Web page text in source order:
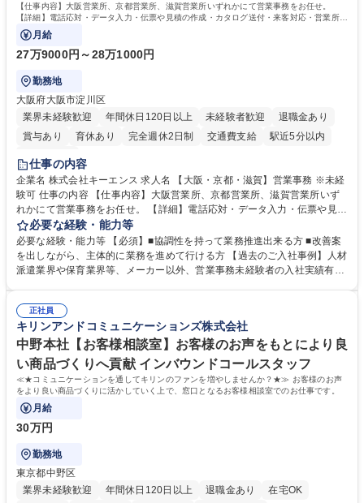
【仕事内容】大阪営業所、京都営業所、滋賀営業所いずれかにて営業事務をお任せ。
【詳細】電話応対・データ入力・伝票や見積の作成・カタログ送付・来客対応・営業所内
で発生する事務業務や業務改善をお任せ。
月給
27万9000円～28万1000円
勤務地
大阪府大阪市淀川区
業界未経験歓迎
年間休日120日以上 未経験者歓迎
退職金あり
賞与あり
育休あり 完全週休2日制 交通費支給
駅近5分以内
土日祝休み
仕事の内容
企業名 株式会社キーエンス 求人名 【大阪・京都・滋賀】営業事務 ※未経
験可 仕事の内容 【仕事内容】大阪営業所、京都営業所、滋賀営業所いず
れかにて営業事務をお任せ。 【詳細】電話応対・データ入力・伝票や見積
の作成・カタログ送付・来客対応・営業所内で発生する事務業務や業務改
善をお任せ。 【教育制度】ご入社後、育成担当とペアになりながらOJTに
て業務を覚えていただくことが可能です。業務システムがきちんと構築さ
れているため、スムーズに仕事に慣れることができる環境です。また、
募集職種 【大阪・京都・滋賀】営業事務 ※未経験可
必要な経験・能力等
必要な経験・能力等 【必須】■協調性を持って業務推進出来る方 ■改善案
を出しながら、主体的に業務を進めて行ける方 【過去のご入社事例】人材
派遣業界や保育業界等、メーカー以外、営業事務未経験者の入社実績有
えて、お客様や社員の状況に合わせ、能動的なサポート、改善の動きも期
待され。組織を支えるスペシャリストとして、チームに貢献し、結果的に
社員から頼られる存在になることができます。平均19:30の退勤以降の業
務の持ち帰りも禁止されており、メリハリのある働き方となります。 学
歴・資格 学歴：大学院 大学 高専 短大 語学力： 資格：
正社員
キリンアンドコミュニケーションズ株式会社
中野本社【お客様相談室】お客様のお声をもとにより良
い商品づくりへ貢献 インバウンドコールスタッフ
≪★コミュニケーションを通してキリンのファンを増やしませんか？★≫ お客様のお声
をより良い商品づくりに活かしていく上で、窓口となるお客様相談室でのお仕事です。
月給
30万円
勤務地
東京都中野区
業界未経験歓迎
年間休日120日以上 退職金あり
在宅OK